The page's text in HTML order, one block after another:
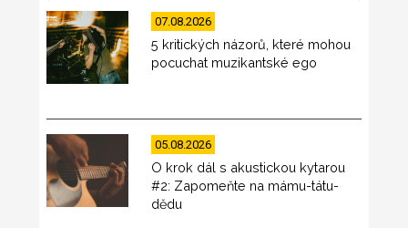
07.08.2026
5 kritických názorů, které mohou
pocuchat muzikantské ego
05.08.2026
O krok dál s akustickou kytarou
#2: Zapomeňte na mámu-tátu-
dědu